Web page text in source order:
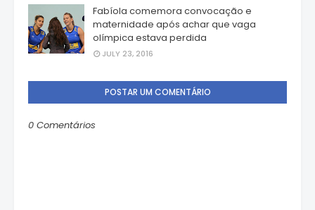
Fabíola comemora convocação e
maternidade após achar que vaga
olímpica estava perdida
JULY 23, 2016
POSTAR UM COMENTÁRIO
0 Comentários